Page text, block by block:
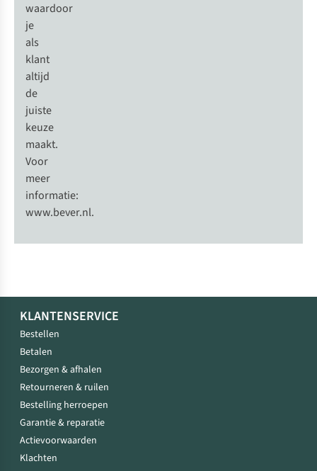
waardoor
je
als
klant
altijd
de
juiste
keuze
maakt.
Voor
meer
informatie:
www.bever.nl.
KLANTENSERVICE
Bestellen
Betalen
Bezorgen & afhalen
Retourneren & ruilen
Bestelling herroepen
Garantie & reparatie
Actievoorwaarden
Klachten